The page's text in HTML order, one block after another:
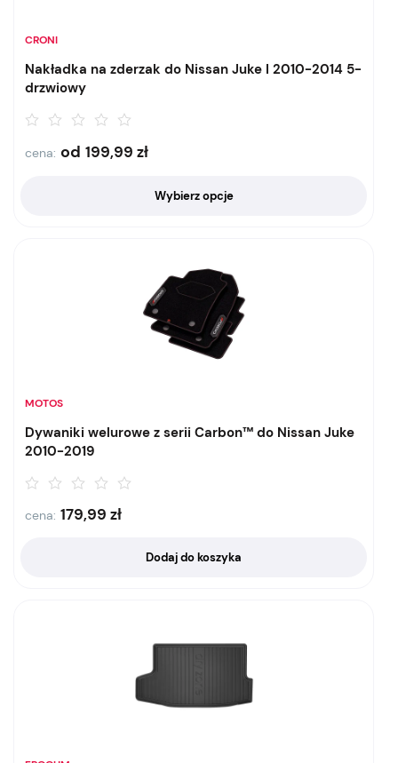
CRONI
Nakładka na zderzak do Nissan Juke I 2010-2014 5-
drzwiowy
cena: od 199,99 zł
Wybierz opcje
MOTOS
Dywaniki welurowe z serii Carbon™ do Nissan Juke
2010-2019
cena: 179,99 zł
Dodaj do koszyka